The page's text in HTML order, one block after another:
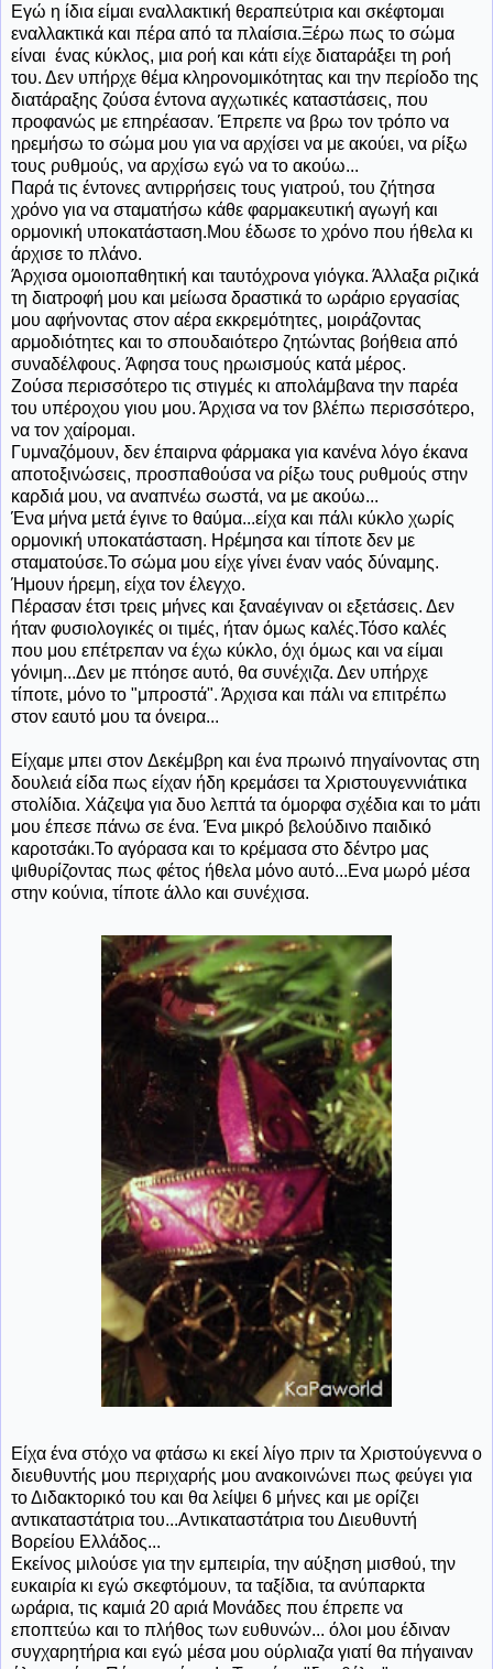
Εγώ η ίδια είμαι εναλλακτική θεραπεύτρια και σκέφτομαι
εναλλακτικά και πέρα από τα πλαίσια.Ξέρω πως το σώμα
είναι ένας κύκλος, μια ροή και κάτι είχε διαταράξει τη ροή
του. Δεν υπήρχε θέμα κληρονομικότητας και την περίοδο της
διατάραξης ζούσα έντονα αγχωτικές καταστάσεις, που
προφανώς με επηρέασαν. Έπρεπε να βρω τον τρόπο να
ηρεμήσω το σώμα μου για να αρχίσει να με ακούει, να ρίξω
τους ρυθμούς, να αρχίσω εγώ να το ακούω...
Παρά τις έντονες αντιρρήσεις τους γιατρού, του ζήτησα
χρόνο για να σταματήσω κάθε φαρμακευτική αγωγή και
ορμονική υποκατάσταση.Μου έδωσε το χρόνο που ήθελα κι
άρχισε το πλάνο.
Άρχισα ομοιοπαθητική και ταυτόχρονα γιόγκα. Άλλαξα ριζικά
τη διατροφή μου και μείωσα δραστικά το ωράριο εργασίας
μου αφήνοντας στον αέρα εκκρεμότητες, μοιράζοντας
αρμοδιότητες και το σπουδαιότερο ζητώντας βοήθεια από
συναδέλφους. Άφησα τους ηρωισμούς κατά μέρος.
Ζούσα περισσότερο τις στιγμές κι απολάμβανα την παρέα
του υπέροχου γιου μου. Άρχισα να τον βλέπω περισσότερο,
να τον χαίρομαι.
Γυμναζόμουν, δεν έπαιρνα φάρμακα για κανένα λόγο έκανα
αποτοξινώσεις, προσπαθούσα να ρίξω τους ρυθμούς στην
καρδιά μου, να αναπνέω σωστά, να με ακούω...
Ένα μήνα μετά έγινε το θαύμα...είχα και πάλι κύκλο χωρίς
ορμονική υποκατάσταση. Ηρέμησα και τίποτε δεν με
σταματούσε.Το σώμα μου είχε γίνει έναν ναός δύναμης.
Ήμουν ήρεμη, είχα τον έλεγχο.
Πέρασαν έτσι τρεις μήνες και ξαναέγιναν οι εξετάσεις. Δεν
ήταν φυσιολογικές οι τιμές, ήταν όμως καλές.Τόσο καλές
που μου επέτρεπαν να έχω κύκλο, όχι όμως και να είμαι
γόνιμη...Δεν με πτόησε αυτό, θα συνέχιζα. Δεν υπήρχε
τίποτε, μόνο το "μπροστά". Άρχισα και πάλι να επιτρέπω
στον εαυτό μου τα όνειρα...
Είχαμε μπει στον Δεκέμβρη και ένα πρωινό πηγαίνοντας στη
δουλειά είδα πως είχαν ήδη κρεμάσει τα Χριστουγεννιάτικα
στολίδια. Χάζεψα για δυο λεπτά τα όμορφα σχέδια και το μάτι
μου έπεσε πάνω σε ένα. Ένα μικρό βελούδινο παιδικό
καροτσάκι.Το αγόρασα και το κρέμασα στο δέντρο μας
ψιθυρίζοντας πως φέτος ήθελα μόνο αυτό...Ενα μωρό μέσα
στην κούνια, τίποτε άλλο και συνέχισα.
Είχα ένα στόχο να φτάσω κι εκεί λίγο πριν τα Χριστούγεννα ο
διευθυντής μου περιχαρής μου ανακοινώνει πως φεύγει για
το Διδακτορικό του και θα λείψει 6 μήνες και με ορίζει
αντικαταστάτρια του...Αντικαταστάτρια του Διευθυντή
Βορείου Ελλάδος...
Εκείνος μιλούσε για την εμπειρία, την αύξηση μισθού, την
ευκαιρία κι εγώ σκεφτόμουν, τα ταξίδια, τα ανύπαρκτα
ωράρια, τις καμιά 20 αριά Μονάδες που έπρεπε να
εποπτεύω και το πλήθος των ευθυνών... όλοι μου έδιναν
συγχαρητήρια και εγώ μέσα μου ούρλιαζα γιατί θα πήγαιναν